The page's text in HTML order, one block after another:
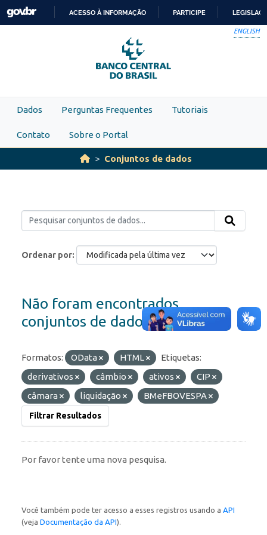
Skip to main content
PARA
O
CONTEÚDO
ACESSO À INFORMAÇÃO PARTICIPE
ENGLISH
Dados Perguntas Frequentes Tutoriais
Contato Sobre o Portal
Conjuntos de dados
Ordenar por
Não foram encontrados
conjuntos de dados
Formatos: OData HTML
Etiquetas:
derivativos
câmbio ativos
CIP
câmara
liquidação BMeFBOVESPA
Filtrar Resultados
Por favor tente uma nova pesquisa.
Você também pode ter acesso a esses registros usando a API
(veja Documentação da API).